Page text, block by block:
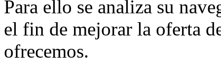
Para ello se analiza su
el fin de mejorar la oferta
ofrecemos.